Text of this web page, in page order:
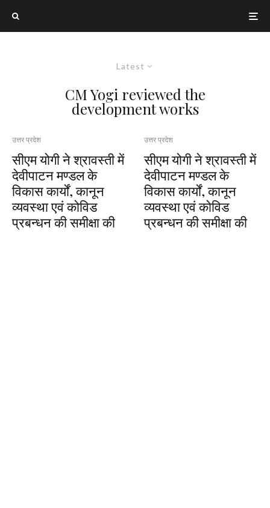
Latest
CM Yogi reviewed the
development works
उत्तर प्रदेश
सीएम योगी ने श्रावस्ती में
देवीपाटन मण्डल के
विकास कार्यों, कानून
व्यवस्था एवं कोविड
प्रबन्धन की समीक्षा की
उत्तर प्रदेश
सीएम योगी ने श्रावस्ती में
देवीपाटन मण्डल के
विकास कार्यों, कानून
व्यवस्था एवं कोविड
प्रबन्धन की समीक्षा की